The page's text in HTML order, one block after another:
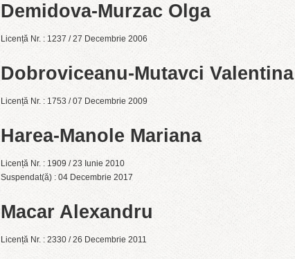
Demidova-Murzac Olga
Licență Nr. : 1237 / 27 Decembrie 2006
Dobroviceanu-Mutavci Valentina
Licență Nr. : 1753 / 07 Decembrie 2009
Harea-Manole Mariana
Licență Nr. : 1909 / 23 Iunie 2010
Suspendat(ă) : 04 Decembrie 2017
Macar Alexandru
Licență Nr. : 2330 / 26 Decembrie 2011